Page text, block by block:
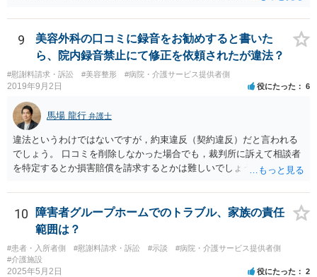
ることはないでしょう。 ほかに日本で成立するような犯罪はないでし
ょう。 遺灰についてはわかりません。おそらく薬物の検査はあるかも
し れませんが、禁製品にはあたらないでしょう。
9
美容外科の口コミに録音をお勧めすると書いた
ら、院内録音禁止にて修正を依頼されたが違法？
#慰謝料請求・訴訟 #美容整形 #病院・介護サービス提供者側
2019年9月2日 役にたった 6
馬場 龍行 弁護士
違法というわけではないですが，約束違反（契約違反）だと言われる
でしょう。 口コミを削除しなかった場合でも，裁判所に訴えて相談者
を特定するとか損害賠償を請求するとかは難しいでしょう。
10
障害者グループホームでのトラブル、家族の責任
範囲は？
#患者・入所者側 #慰謝料請求・訴訟 #示談
#病院・介護サービス提供者側
#介護施設
2025年5月2日 役にたった 2